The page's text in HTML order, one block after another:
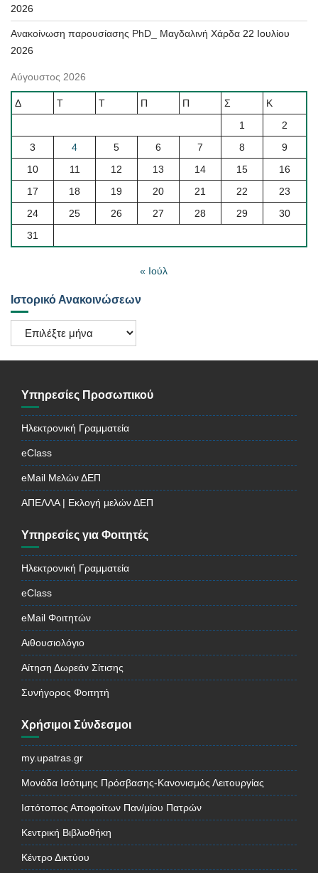
2026
Ανακοίνωση παρουσίασης PhD_ Μαγδαλινή Χάρδα 22 Ιουλίου
2026
Αύγουστος 2026
Δ Τ Τ Π Π Σ
Κ
1
2
3
4 5 6 7 8
9
10
11 12 13 14 15
16
17
18 19 20 21 22
23
24
25 26 27 28 29
30
31
« Ιούλ
Ιστορικό Ανακοινώσεων
Ιστορικό
Ανακοινώσεων
Υπηρεσίες Προσωπικού
Ηλεκτρονική Γραμματεία
eClass
eMail Μελών ΔΕΠ
ΑΠΕΛΛΑ | Εκλογή μελών ΔΕΠ
Υπηρεσίες για Φοιτητές
Ηλεκτρονική Γραμματεία
eClass
eMail Φοιτητών
Αιθουσιολόγιο
Αίτηση Δωρεάν Σίτισης
Συνήγορος Φοιτητή
Χρήσιμοι Σύνδεσμοι
my.upatras.gr
Μονάδα Ισότιμης Πρόσβασης-Κανονισμός Λειτουργίας
Ιστότοπος Αποφοίτων Παν/μίου Πατρών
Κεντρική Βιβλιοθήκη
Κέντρο Δικτύου